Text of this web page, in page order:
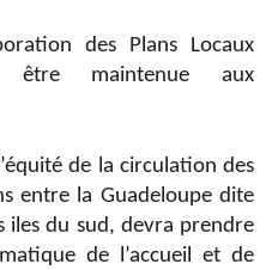
des Plans Locaux
être maintenue aux
de la circulation des
entre la Guadeloupe dite
iles du sud, devra prendre
de l’accueil et de